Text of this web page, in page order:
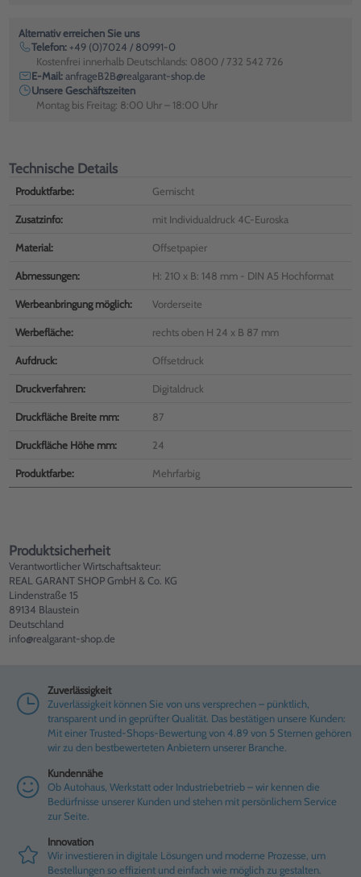
Alternativ erreichen Sie uns
Telefon: +49 (0)7024 / 80991-0
Kostenfrei innerhalb Deutschlands: 0800 / 732 542 726
E-Mail:anfrageB2B@realgarant-shop.de
Unsere Geschäftszeiten
Montag bis Freitag: 8:00 Uhr – 18:00 Uhr
Technische Details
Produktfarbe: Gemischt
Zusatzinfo: mit Individualdruck 4C-Euroska
Material: Offsetpapier
Abmessungen: H: 210 x B: 148 mm - DIN A5 Hochformat
Werbeanbringung möglich: Vorderseite
Werbefläche: rechts oben H 24 x B 87 mm
Aufdruck: Offsetdruck
Druckverfahren: Digitaldruck
Druckfläche Breite mm: 87
Druckfläche Höhe mm: 24
Produktfarbe: Mehrfarbig
Produktsicherheit
Verantwortlicher Wirtschaftsakteur:
REAL GARANT SHOP GmbH & Co. KG
Lindenstraße 15
89134 Blaustein
Deutschland
info@realgarant-shop.de
Zuverlässigkeit
Zuverlässigkeit können Sie von uns versprechen – pünktlich,
transparent und in geprüfter Qualität. Das bestätigen unsere Kunden:
Mit einer Trusted-Shops-Bewertung von 4.89 von 5 Sternen gehören
wir zu den bestbewerteten Anbietern unserer Branche.
Kundennähe
Ob Autohaus, Werkstatt oder Industriebetrieb – wir kennen die
Bedürfnisse unserer Kunden und stehen mit persönlichem Service
zur Seite.
Innovation
Wir investieren in digitale Lösungen und moderne Prozesse, um
Bestellungen so effizient und einfach wie möglich zu gestalten.